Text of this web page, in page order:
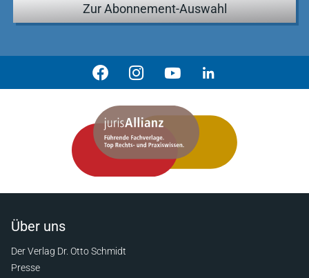
Zur Abonnement-Auswahl
Über uns
Der Verlag Dr. Otto Schmidt
Presse